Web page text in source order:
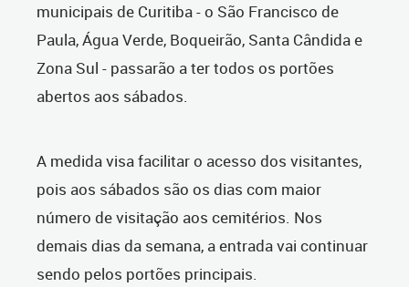
municipais de Curitiba - o São Francisco de
Paula, Água Verde, Boqueirão, Santa Cândida e
Zona Sul - passarão a ter todos os portões
abertos aos sábados.
A medida visa facilitar o acesso dos visitantes,
pois aos sábados são os dias com maior
número de visitação aos cemitérios. Nos
demais dias da semana, a entrada vai continuar
sendo pelos portões principais.